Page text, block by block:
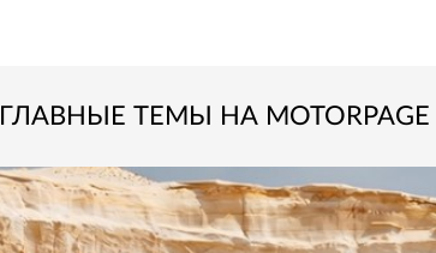
ГЛАВНЫЕ ТЕМЫ НА MOTORPAGE